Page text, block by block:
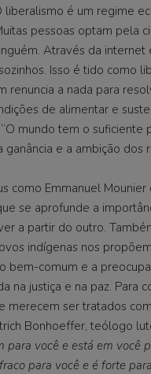
é um regime
pessoas optam pela
Através da
Isso é tido como
renuncia a nada para
de alimentar e
mundo tem o
e a ambição dos
como Emmanuel
se aprofunde a
a partir do outro.
indígenas nos
bem-comum e a
na justiça e na paz.
merecem ser tratados
Bonhoeffer, teólogo
para você e está em você
para você e é forte